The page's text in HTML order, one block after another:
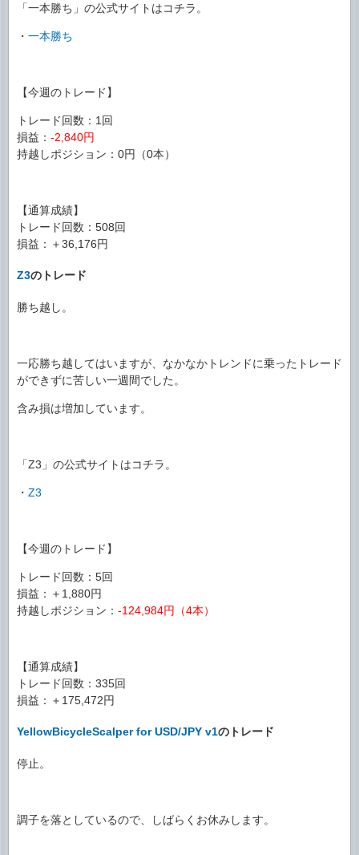
「一本勝ち」の公式サイトはコチラ。
・ 一本勝ち
【今週のトレード】
トレード回数：1回
損益： -2,840円
持越しポジション：0円（0本）
【通算成績】
トレード回数：508回
損益：＋36,176円
Z3のトレード
勝ち越し。
一応勝ち越してはいますが、なかなかトレンドに乗ったトレード
ができずに苦しい一週間でした。
含み損は増加しています。
「Z3」の公式サイトはコチラ。
・ Z3
【今週のトレード】
トレード回数：5回
損益：＋1,880円
持越しポジション： -124,984円（4本）
【通算成績】
トレード回数：335回
損益：＋175,472円
YellowBicycleScalper for USD/JPY v1のトレード
停止。
調子を落としているので、しばらくお休みします。